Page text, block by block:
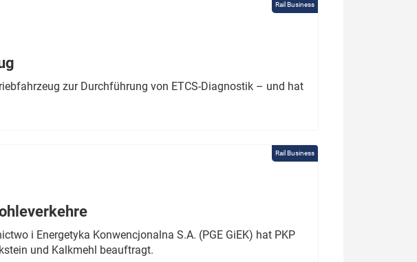
Rail Business
zur Durchführung von ETCS-Diagnostik – und hat
Rail Business
i Energetyka Konwencjonalna S.A. (PGE GiEK) hat PKP
und Kalkmehl beauftragt.